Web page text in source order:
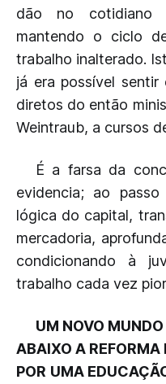
dão no cotidiano
mantendo o ciclo
trabalho inalterado.
já era possível
diretos do então
Weintraub, a cursos
É a farsa da
evidencia; ao
lógica do capital,
mercadoria,
condicionando à
trabalho cada vez
UM NOVO
ABAIXO A REFORMA
POR UMA